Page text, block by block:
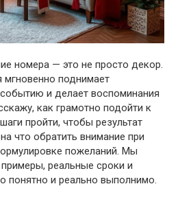
номера — это не просто декор.
мгновенно поднимает
и делает воспоминания
как грамотно подойти к
пройти, чтобы результат
что обратить внимание при
пожеланий. Мы
реальные сроки и
и реально выполнимо.